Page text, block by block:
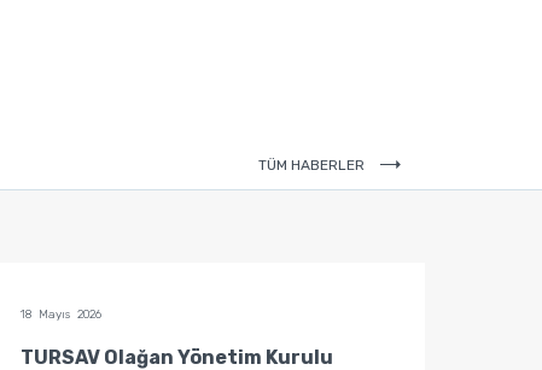
TÜM HABERLER
18 Mayıs 2026
TURSAV Olağan Yönetim Kurulu